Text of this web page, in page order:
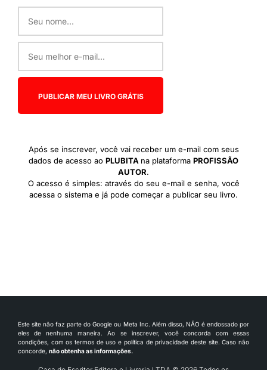
PUBLICAR MEU LIVRO GRÁTIS
Após se inscrever, você vai receber um e-mail com seus
dados de acesso ao PLUBITA na plataforma PROFISSÃO
AUTOR.
O acesso é simples: através do seu e-mail e senha, você
acessa o sistema e já pode começar a publicar seu livro.
Este site não faz parte do Google ou Meta Inc. Além disso, NÃO é endossado por
eles de nenhuma maneira. Ao se inscrever, você concorda com essas
condições, com os termos de uso e política de privacidade deste site. Caso não
concorde, não obtenha as informações.